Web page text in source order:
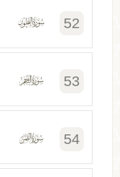
52
53
54